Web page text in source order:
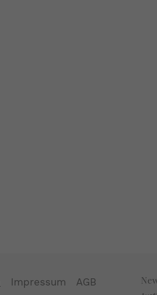
Impressum
AGB